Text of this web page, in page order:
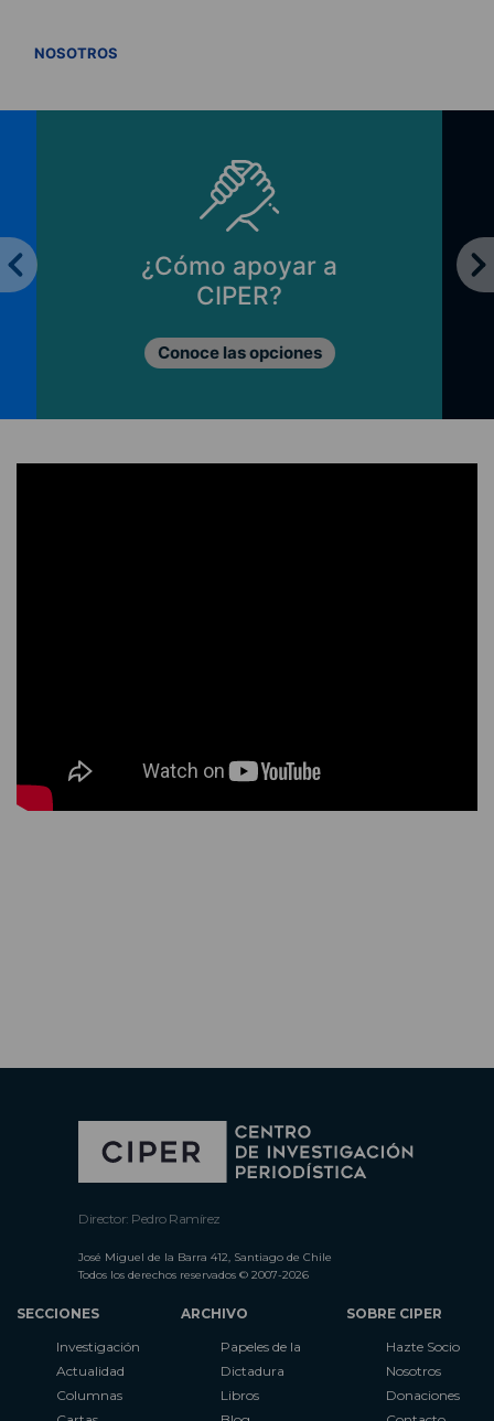
NOSOTROS
Principios de CIPER
Lo que nos mueve
Director: Pedro Ramírez
José Miguel de la Barra 412, Santiago de Chile
Todos los derechos reservados © 2007-2026
SECCIONES
Investigación
Actualidad
Columnas
ARCHIVO
Papeles de la
Dictadura
Libros
SOBRE CIPER
Hazte Socio
Nosotros
Donaciones